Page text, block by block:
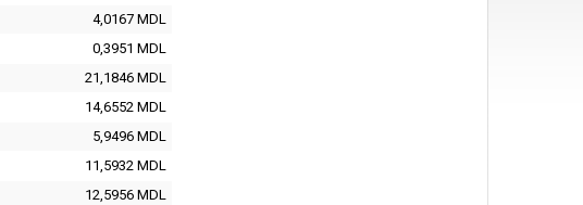
4,0167 MDL
0,3951 MDL
21,1846 MDL
14,6552 MDL
5,9496 MDL
11,5932 MDL
12,5956 MDL